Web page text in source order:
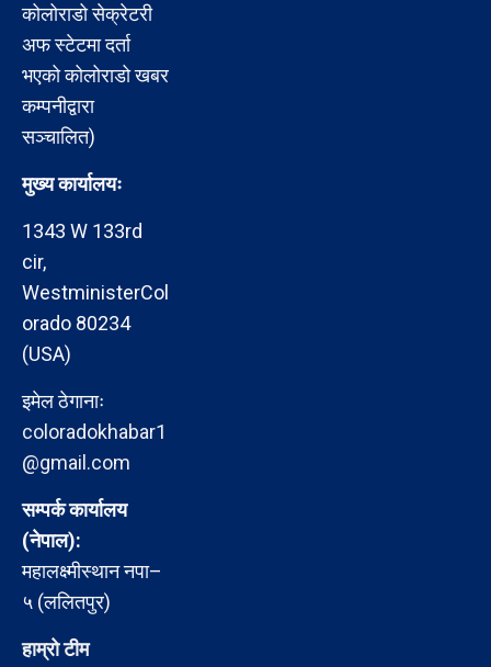
कोलोराडो सेक्रेटरी
अफ स्टेटमा दर्ता
भएको कोलोराडो खबर
कम्पनीद्वारा
सञ्चालित)
मुख्य कार्यालयः
1343 W 133rd
cir,
WestministerCol
orado 80234
(USA)
इमेल ठेगानाः
coloradokhabar1
@gmail.com
सम्पर्क कार्यालय
(नेपाल):
महालक्ष्मीस्थान नपा–
५ (ललितपुर)
हाम्रो टीम